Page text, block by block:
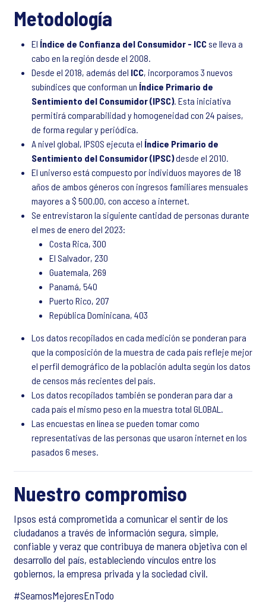
Metodología
El Índice de Confianza del Consumidor - ICC se lleva a
cabo en la región desde el 2008.
Desde el 2018, además del ICC, incorporamos 3 nuevos
subíndices que conforman un Índice Primario de
Sentimiento del Consumidor (IPSC). Esta iniciativa
permitirá comparabilidad y homogeneidad con 24 países,
de forma regular y periódica.
A nivel global, IPSOS ejecuta el Índice Primario de
Sentimiento del Consumidor (IPSC)desde el 2010.
El universo está compuesto por individuos mayores de 18
años de ambos géneros con ingresos familiares mensuales
mayores a $ 500.00, con acceso a internet.
Se entrevistaron la siguiente cantidad de personas durante
el mes de enero del 2023:
Costa Rica, 300
El Salvador, 230
Guatemala, 269
Panamá, 540
Puerto Rico, 207
República Dominicana, 403
Los datos recopilados en cada medición se ponderan para
que la composición de la muestra de cada país refleje mejor
el perfil demográfico de la población adulta según los datos
de censos más recientes del país.
Los datos recopilados también se ponderan para dar a
cada país el mismo peso en la muestra total GLOBAL.
Las encuestas en línea se pueden tomar como
representativas de las personas que usaron internet en los
pasados 6 meses.
Nuestro compromiso
Ipsos está comprometida a comunicar el sentir de los
ciudadanos a través de información segura, simple,
confiable y veraz que contribuya de manera objetiva con el
desarrollo del país, estableciendo vínculos entre los
gobiernos, la empresa privada y la sociedad civil.
#SeamosMejoresEnTodo